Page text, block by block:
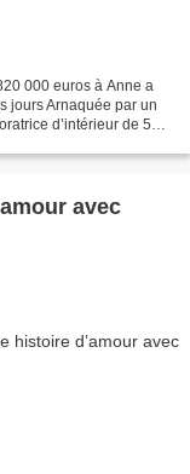
000 euros à Anne a
jours Arnaquée par un
d’intérieur de 53
avec